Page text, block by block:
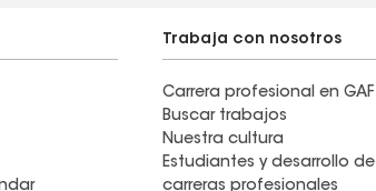
Trabaja con nosotros
Carrera profesional en GAF
Buscar trabajos
Nuestra cultura
Estudiantes y desarrollo de
carreras profesionales